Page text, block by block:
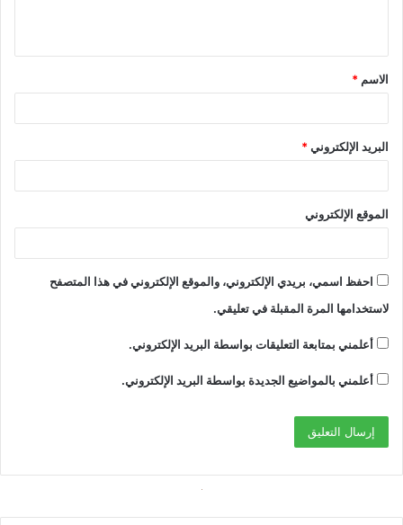
ق
*
الاسم *
البريد الإلكتروني*
الموقع الإلكتروني
احفظ اسمي، بريدي الإلكتروني، والموقع الإلكتروني في هذا المتصفح
لاستخدامها المرة المقبلة في تعليقي.
أعلمني بمتابعة التعليقات بواسطة البريد الإلكتروني.
أعلمني بالمواضيع الجديدة بواسطة البريد الإلكتروني.